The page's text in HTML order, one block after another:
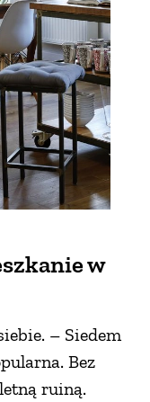
w
– Siedem
Bez
ruiną.